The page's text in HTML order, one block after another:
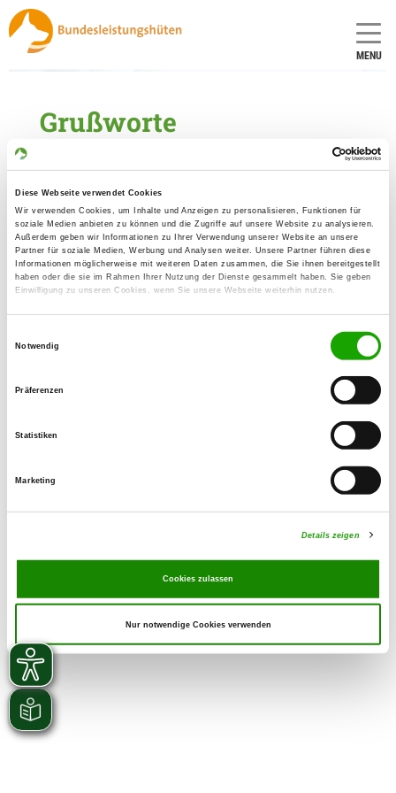
Diese Webseite verwendet Cookies
Wir verwenden Cookies, um Inhalte und Anzeigen zu personalisieren, Funktionen für
soziale Medien anbieten zu können und die Zugriffe auf unsere Website zu analysieren.
Außerdem geben wir Informationen zu Ihrer Verwendung unserer Website an unsere
Partner für soziale Medien, Werbung und Analysen weiter. Unsere Partner führen diese
Informationen möglicherweise mit weiteren Daten zusammen, die Sie ihnen bereitgestellt
haben oder die sie im Rahmen Ihrer Nutzung der Dienste gesammelt haben. Sie geben
Einwilligung zu unseren Cookies, wenn Sie unsere Webseite weiterhin nutzen.
Notwendig
Präferenzen
Statistiken
Marketing
Details zeigen
Cookies zulassen
Nur notwendige Cookies verwenden
MENU
Grußworte
Bürgermeister von Groß Stieten
Landrat des Landkreises
Nordwestmecklenburg - Tino Schomann